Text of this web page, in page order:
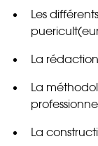
Les
La
La
La